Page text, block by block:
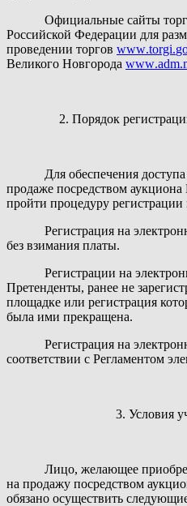
Официальные сайты
Российской Федерации для
проведении торгов www.torgi.
Великого Новгорода www.adm.
2. Порядок
Для обеспечения
продаже посредством
пройти процедуру
Регистрация на
без взимания платы.
Регистрации на
Претенденты, ранее не
площадке или регистрация
была ими прекращена.
Регистрация на
соответствии с Регламентом
3. Условия
Лицо, желающее
на продажу посредством
обязано осуществить